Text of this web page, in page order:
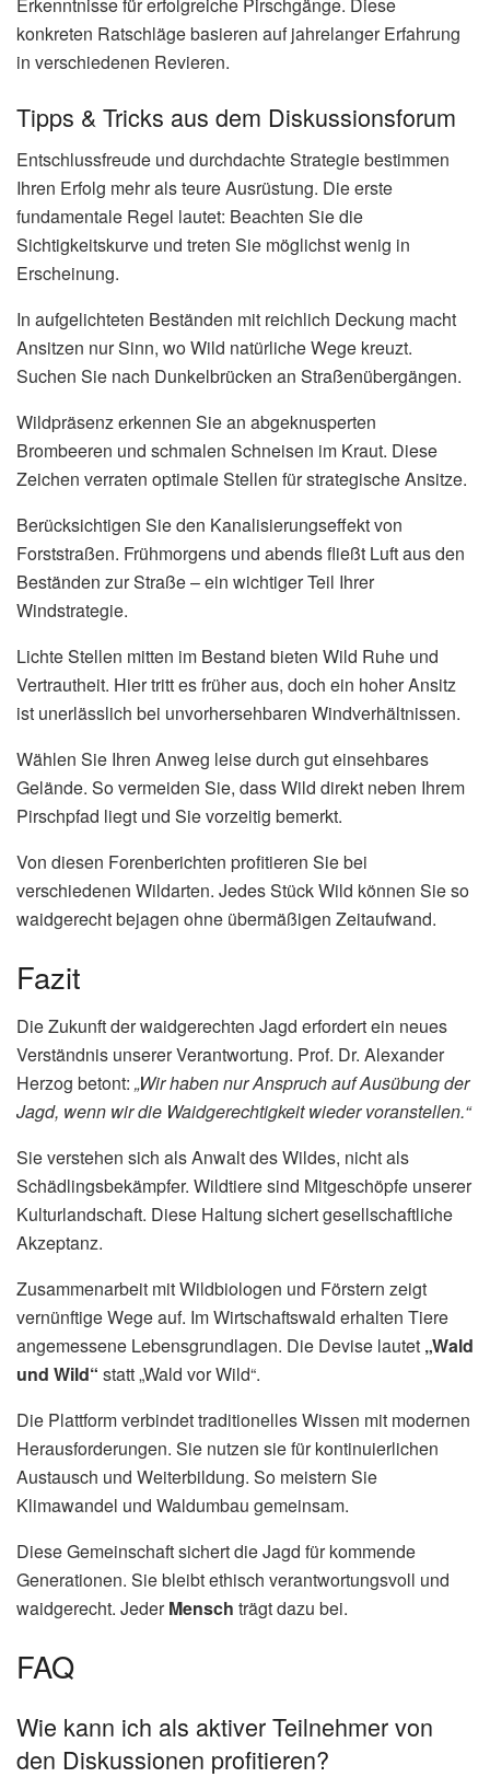
Erkenntnisse für erfolgreiche Pirschgänge. Diese
konkreten Ratschläge basieren auf jahrelanger Erfahrung
in verschiedenen Revieren.
Tipps & Tricks aus dem Diskussionsforum
Entschlussfreude und durchdachte Strategie bestimmen
Ihren Erfolg mehr als teure Ausrüstung. Die erste
fundamentale Regel lautet: Beachten Sie die
Sichtigkeitskurve und treten Sie möglichst wenig in
Erscheinung.
In aufgelichteten Beständen mit reichlich Deckung macht
Ansitzen nur Sinn, wo Wild natürliche Wege kreuzt.
Suchen Sie nach Dunkelbrücken an Straßenübergängen.
Wildpräsenz erkennen Sie an abgeknusperten
Brombeeren und schmalen Schneisen im Kraut. Diese
Zeichen verraten optimale Stellen für strategische Ansitze.
Berücksichtigen Sie den Kanalisierungseffekt von
Forststraßen. Frühmorgens und abends fließt Luft aus den
Beständen zur Straße – ein wichtiger Teil Ihrer
Windstrategie.
Lichte Stellen mitten im Bestand bieten Wild Ruhe und
Vertrautheit. Hier tritt es früher aus, doch ein hoher Ansitz
ist unerlässlich bei unvorhersehbaren Windverhältnissen.
Wählen Sie Ihren Anweg leise durch gut einsehbares
Gelände. So vermeiden Sie, dass Wild direkt neben Ihrem
Pirschpfad liegt und Sie vorzeitig bemerkt.
Von diesen Forenberichten profitieren Sie bei
verschiedenen Wildarten. Jedes Stück Wild können Sie so
waidgerecht bejagen ohne übermäßigen Zeitaufwand.
Fazit
Die Zukunft der waidgerechten Jagd erfordert ein neues
Verständnis unserer Verantwortung. Prof. Dr. Alexander
Herzog betont: „Wir haben nur Anspruch auf Ausübung der
Jagd, wenn wir die Waidgerechtigkeit wieder voranstellen.“
Sie verstehen sich als Anwalt des Wildes, nicht als
Schädlingsbekämpfer. Wildtiere sind Mitgeschöpfe unserer
Kulturlandschaft. Diese Haltung sichert gesellschaftliche
Akzeptanz.
Zusammenarbeit mit Wildbiologen und Förstern zeigt
vernünftige Wege auf. Im Wirtschaftswald erhalten Tiere
angemessene Lebensgrundlagen. Die Devise lautet „Wald
und Wild“ statt „Wald vor Wild“.
Die Plattform verbindet traditionelles Wissen mit modernen
Herausforderungen. Sie nutzen sie für kontinuierlichen
Austausch und Weiterbildung. So meistern Sie
Klimawandel und Waldumbau gemeinsam.
Diese Gemeinschaft sichert die Jagd für kommende
Generationen. Sie bleibt ethisch verantwortungsvoll und
waidgerecht. JederMensch trägt dazu bei.
FAQ
Wie kann ich als aktiver Teilnehmer von
den Diskussionen profitieren?